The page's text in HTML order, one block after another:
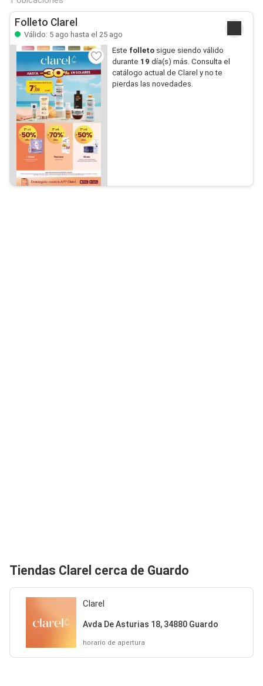
Folleto Clarel
Válido: 5 ago hasta el 25 ago
Este folletosigue siendo válido
durante 19 día(s) más. Consulta el
catálogo actual de Clarel y no te
pierdas las novedades.
Tiendas Clarel cerca de Guardo
Clarel
Avda De Asturias 18, 34880 Guardo
horario de apertura